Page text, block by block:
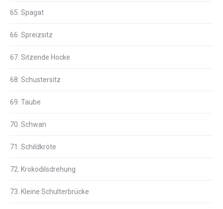
65. Spagat
66. Spreizsitz
67. Sitzende Hocke
68. Schustersitz
69. Taube
70. Schwan
71. Schildkröte
72. Krokodilsdrehung
73. Kleine Schulterbrücke